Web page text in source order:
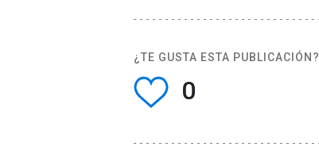
¿TE GUSTA ESTA PUBLICACIÓN?
0